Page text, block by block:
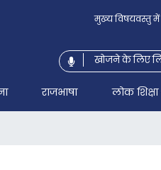
मुख्य विषयवस्तु में
राजभाषा लोक शिक्षा